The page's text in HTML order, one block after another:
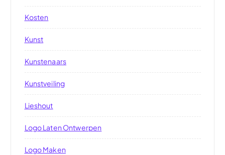
Kosten
Kunst
Kunstenaars
Kunstveiling
Lieshout
Logo Laten Ontwerpen
Logo Maken